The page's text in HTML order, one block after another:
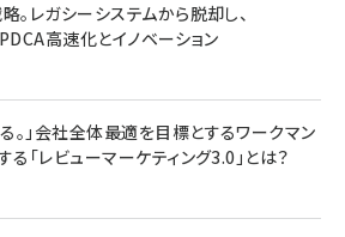
。レガシーシステムから脱却し、
高速化とイノベーション
。」会社全体最適を目標とするワークマン
る「レビューマーケティング3.0」とは？